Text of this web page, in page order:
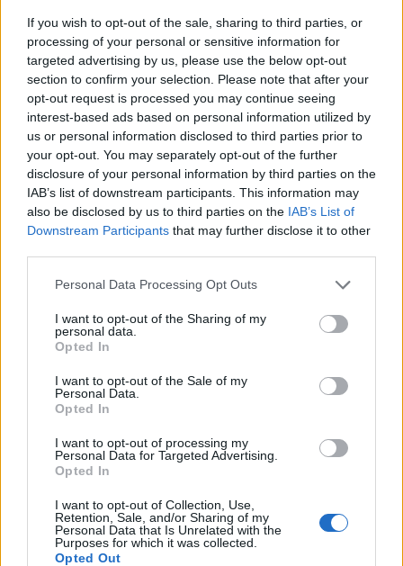
If you wish to opt-out of the sale, sharing to third parties, or
processing of your personal or sensitive information for
targeted advertising by us, please use the below opt-out
section to confirm your selection. Please note that after your
opt-out request is processed you may continue seeing
interest-based ads based on personal information utilized by
us or personal information disclosed to third parties prior to
your opt-out. You may separately opt-out of the further
disclosure of your personal information by third parties on the
IAB’s list of downstream participants. This information may
also be disclosed by us to third parties on the IAB’s List of
Downstream Participants that may further disclose it to other
Personal Data Processing Opt Outs
I want to opt-out of the Sharing of my
personal data.
Opted In
I want to opt-out of the Sale of my
Personal Data.
Opted In
I want to opt-out of processing my
Personal Data for Targeted Advertising.
Opted In
I want to opt-out of Collection, Use,
Retention, Sale, and/or Sharing of my
Personal Data that Is Unrelated with the
Purposes for which it was collected.
Opted Out
ATTACCO AI BTP Si riaccende la
speculazione.
20/05/2012
Squali e speculazione. Il disastro
Lehman diventa un film
13/05/2012
precipita
15/04/2012
speculazione
31/03/2012
«Si deve bloccare la